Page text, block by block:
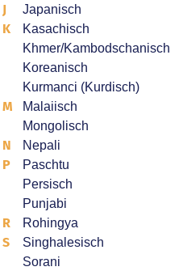
J Japanisch
K
Kasachisch
Khmer/Kambodschanisch
Koreanisch
Kurmanci (Kurdisch)
M
Malaiisch
Mongolisch
N Nepali
P
Paschtu
Persisch
Punjabi
R Rohingya
S
Singhalesisch
Sorani